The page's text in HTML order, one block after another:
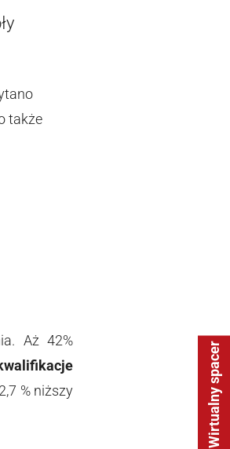
Wirtualny spacer
także
Aż 42%
% niższy